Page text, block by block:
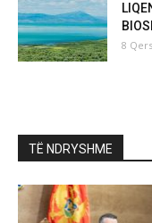
8
TË NDRYSHME